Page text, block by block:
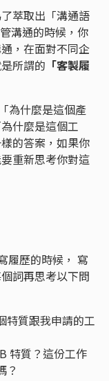
萃取出「溝通語
溝通的時候，你
，在面對不同企
所謂的 「客製履
為什麼是這個產
什麼是這個工
的答案，如果你
重新思考你對這
履歷的時候， 寫
詞再思考以下問
特質跟我申請的工
特質？這份工作
？